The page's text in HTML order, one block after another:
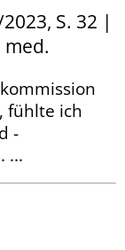
S. 32 |
fühlte ich
-
...